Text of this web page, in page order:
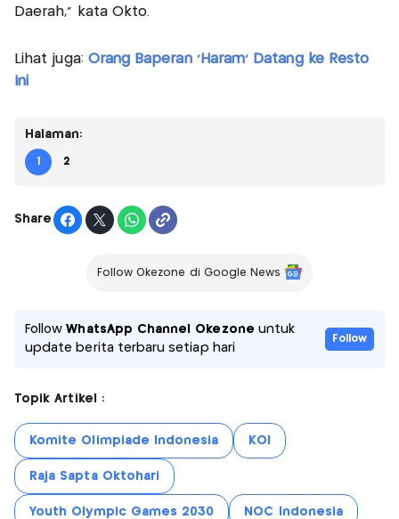
Daerah," kata Okto.
Lihat juga: Orang Baperan 'Haram' Datang ke Resto
Ini
Halaman:
1 2
Share
Follow Okezone di Google News
FollowWhatsApp Channel Okezone untuk
update berita terbaru setiap hari
Follow
Topik Artikel :
Komite Olimpiade Indonesia KOI
Raja Sapta Oktohari
Youth Olympic Games 2030 NOC Indonesia